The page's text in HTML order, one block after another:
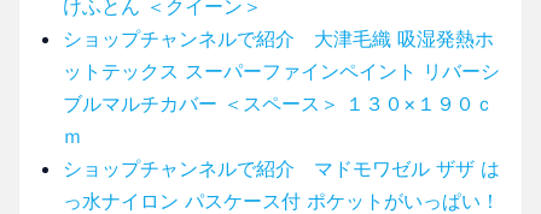
けふとん ＜クイーン＞
ショップチャンネルで紹介 大津毛織 吸湿発熱ホ
ットテックス スーパーファインペイント リバーシ
ブルマルチカバー ＜スペース＞ １３０×１９０ｃ
ｍ
ショップチャンネルで紹介 マドモワゼル ザザ は
っ水ナイロン パスケース付 ポケットがいっぱい！